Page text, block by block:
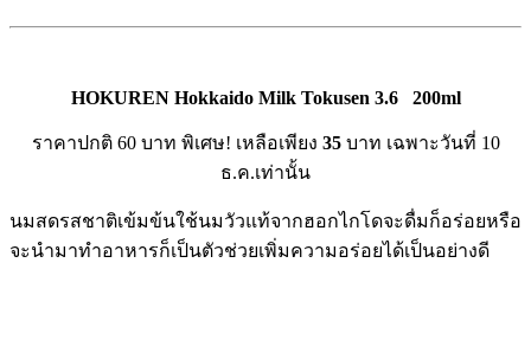
HOKUREN Hokkaido Milk Tokusen 3.6 200ml
ราคาปกติ 60 บาท พิเศษ! เหลือเพียง 35บาท เฉพาะวันที่ 10
ธ.ค.เท่านั้น
นมสดรสชาติเข้มข้นใช้นมวัวแท้จากฮอกไกโดจะดื่มก็อร่อยหรือ
จะนำมาทำอาหารก็เป็นตัวช่วยเพิ่มความอร่อยได้เป็นอย่างดี